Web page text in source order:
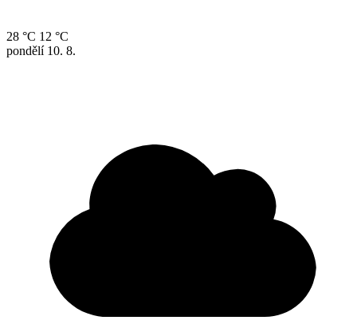
28 °C 12 °C
pondělí 10. 8.